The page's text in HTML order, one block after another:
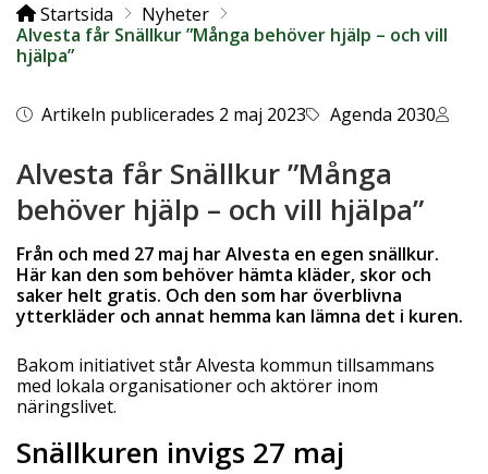
Startsida
Nyheter
Alvesta får Snällkur ”Många behöver hjälp – och vill
hjälpa”
Artikeln publicerades 2 maj 2023 Agenda 2030
Alvesta får Snällkur ”Många
behöver hjälp – och vill hjälpa”
Från och med 27 maj har Alvesta en egen snällkur.
Här kan den som behöver hämta kläder, skor och
saker helt gratis. Och den som har överblivna
ytterkläder och annat hemma kan lämna det i kuren.
Bakom initiativet står Alvesta kommun tillsammans
med lokala organisationer och aktörer inom
näringslivet.
Snällkuren invigs 27 maj